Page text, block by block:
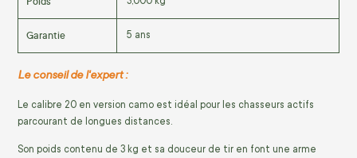
Garantie 5 ans
Le conseil de l'expert :
Le calibre 20 en version camo est idéal pour les chasseurs actifs
parcourant de longues distances.
Son poids contenu de 3 kg et sa douceur de tir en font une arme